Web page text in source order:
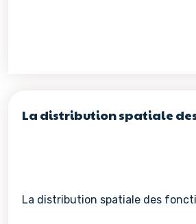
La distribution spatiale
La distribution spatiale des